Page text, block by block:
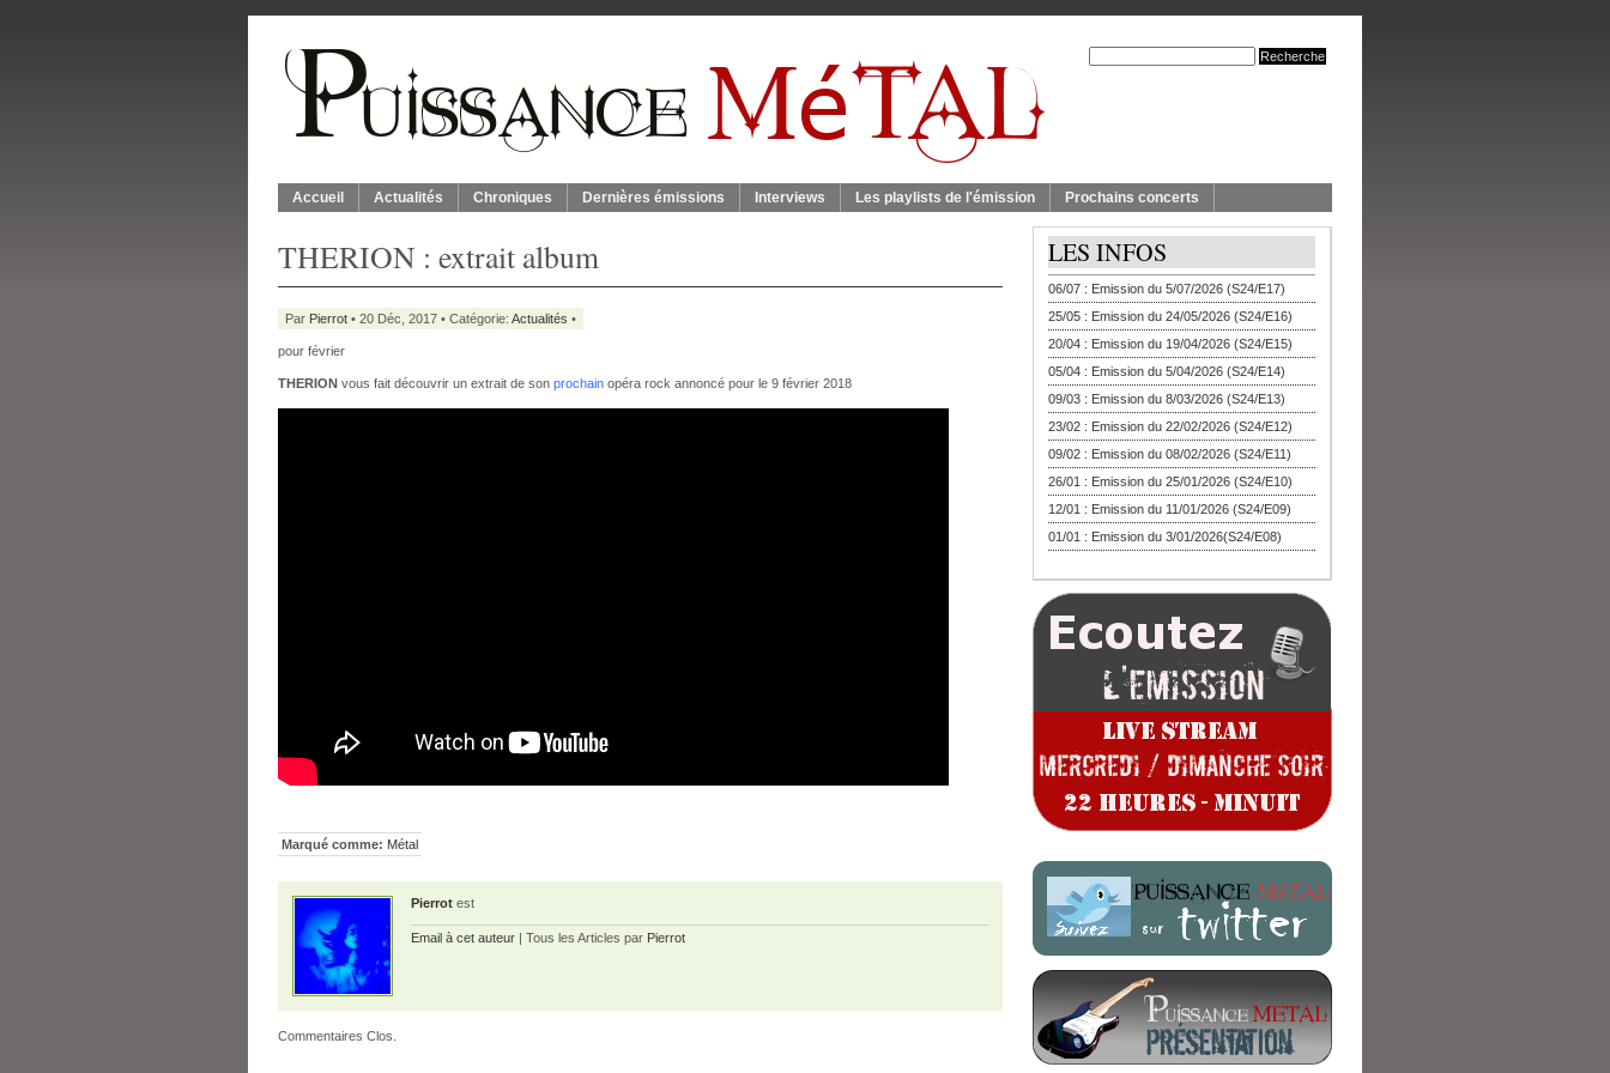
Accueil Actualités Chroniques Dernières émissions Interviews Les playlists de l'émission Prochains concerts
THERION : extrait album
Par Pierrot • 20 Déc, 2017 • Catégorie: Actualités •
pour février
THERION vous fait découvrir un extrait de son prochain opéra rock annoncé pour le 9 février 2018
Marqué comme: Métal
Pierrot est
Email à cet auteur | Tous les Articles par Pierrot
Commentaires Clos.
LES INFOS
06/07 : Emission du 5/07/2026 (S24/E17)
25/05 : Emission du 24/05/2026 (S24/E16)
20/04 : Emission du 19/04/2026 (S24/E15)
05/04 : Emission du 5/04/2026 (S24/E14)
09/03 : Emission du 8/03/2026 (S24/E13)
23/02 : Emission du 22/02/2026 (S24/E12)
09/02 : Emission du 08/02/2026 (S24/E11)
26/01 : Emission du 25/01/2026 (S24/E10)
12/01 : Emission du 11/01/2026 (S24/E09)
01/01 : Emission du 3/01/2026(S24/E08)